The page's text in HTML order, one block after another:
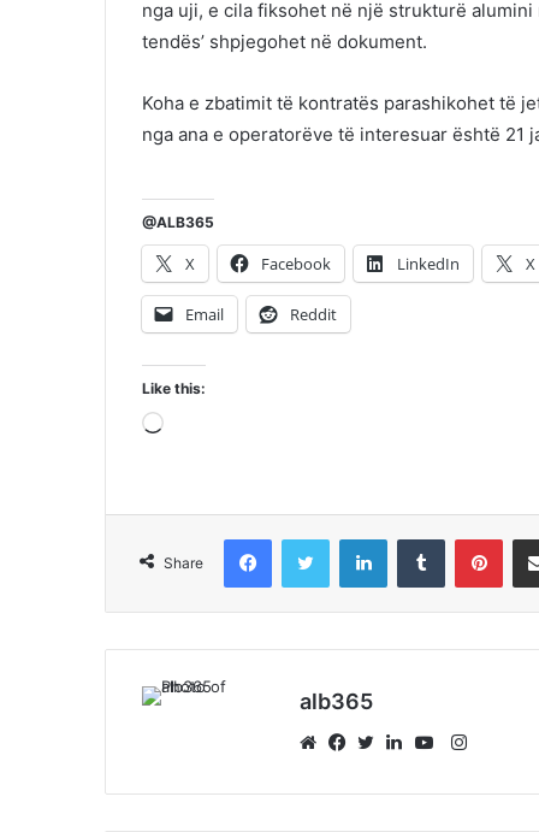
nga uji, e cila fiksohet në një strukturë
tendës’ shpjegohet në dokument.
Koha e zbatimit të kontratës parashikohet të
nga ana e operatorëve të interesuar është 21
@ALB365
X Facebook LinkedIn X
Email Reddit
Like this:
Loading…
Share
FacebookTwitter LinkedInTumblr
alb365
Instagram